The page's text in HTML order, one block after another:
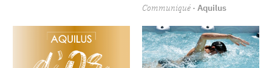
Communiqué · Aquilus